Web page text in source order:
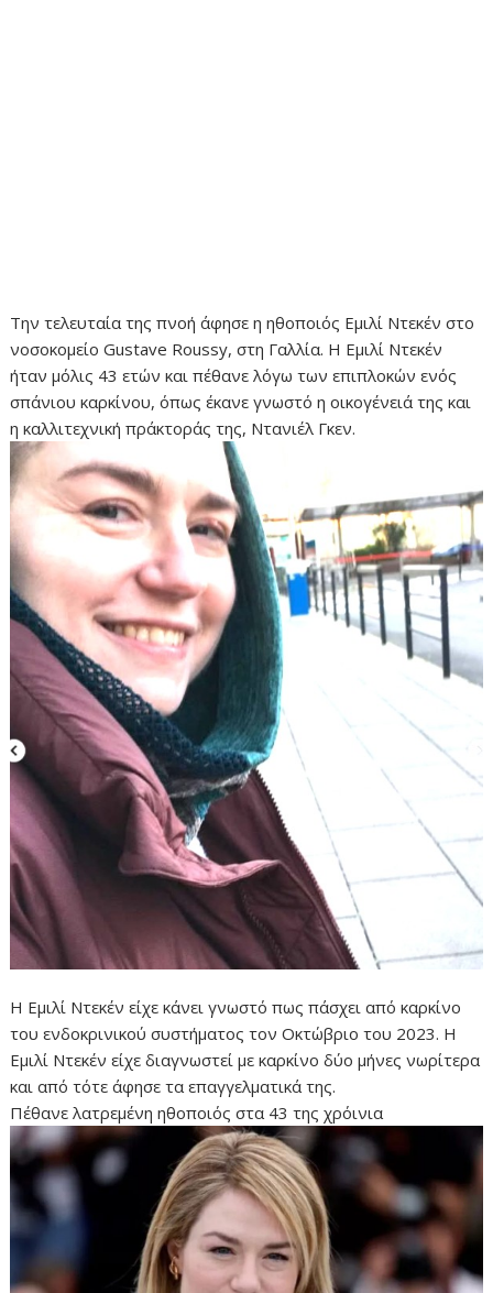
Την τελευταία της πνοή άφησε η ηθοποιός Εμιλί Ντεκέν στο
νοσοκομείο Gustave Roussy, στη Γαλλία. Η Εμιλί Ντεκέν
ήταν μόλις 43 ετών και πέθανε λόγω των επιπλοκών ενός
σπάνιου καρκίνου, όπως έκανε γνωστό η οικογένειά της και
η καλλιτεχνική πράκτοράς της, Ντανιέλ Γκεν.
Η Εμιλί Ντεκέν είχε κάνει γνωστό πως πάσχει από καρκίνο
του ενδοκρινικού συστήματος τον Οκτώβριο του 2023. Η
Εμιλί Ντεκέν είχε διαγνωστεί με καρκίνο δύο μήνες νωρίτερα
και από τότε άφησε τα επαγγελματικά της.
Πέθανε λατρεμένη ηθοποιός στα 43 της χρόινια